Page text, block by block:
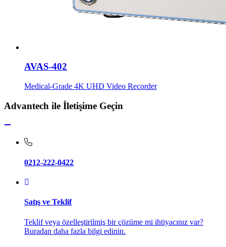
AVAS-402
Medical-Grade 4K UHD Video Recorder
Advantech ile İletişime Geçin
0212-222-0422
Satış ve Teklif
Teklif veya özelleştirilmiş bir çözüme mi ihtiyacınız var?
Buradan daha fazla bilgi edinin.